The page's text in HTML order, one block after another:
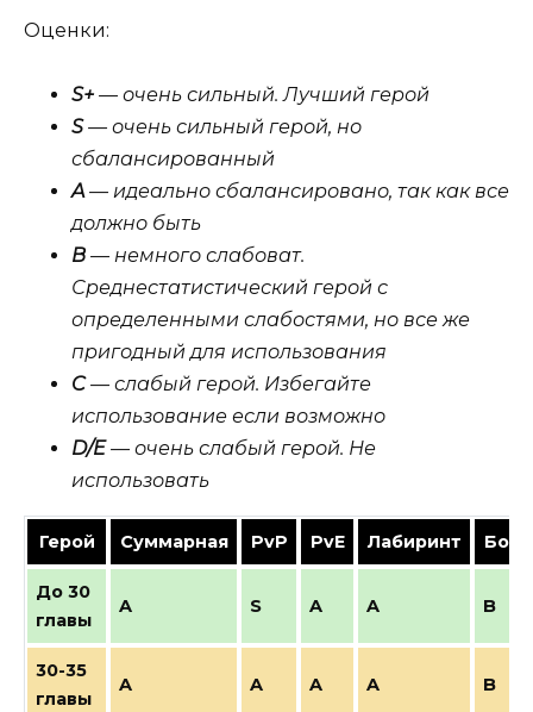
Оценки:
S+ — очень сильный. Лучший герой
S— очень сильный герой, но
сбалансированный
A— идеально сбалансировано, так как все
должно быть
B — немного слабоват.
Среднестатистический герой с
определенными слабостями, но все же
пригодный для использования
C— слабый герой. Избегайте
использование если возможно
D/E— очень слабый герой. Не
использовать
Герой Суммарная PvP PvE Лабиринт
До 30
главы
A S A A B
30-35
главы
A A A A B